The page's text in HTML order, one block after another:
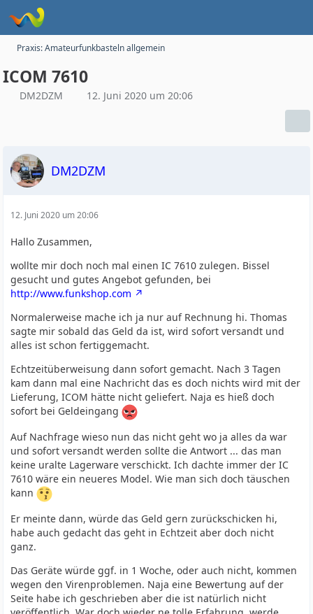
Praxis: Amateurfunkbasteln allgemein
ICOM 7610
DM2DZM 12. Juni 2020 um 20:06
DM2DZM
12. Juni 2020 um 20:06
Hallo Zusammen,
wollte mir doch noch mal einen IC 7610 zulegen. Bissel
gesucht und gutes Angebot gefunden, bei
http://www.funkshop.com
Normalerweise mache ich ja nur auf Rechnung hi. Thomas
sagte mir sobald das Geld da ist, wird sofort versandt und
alles ist schon fertiggemacht.
Echtzeitüberweisung dann sofort gemacht. Nach 3 Tagen
kam dann mal eine Nachricht das es doch nichts wird mit der
Lieferung, ICOM hätte nicht geliefert. Naja es hieß doch
sofort bei Geldeingang
Auf Nachfrage wieso nun das nicht geht wo ja alles da war
und sofort versandt werden sollte die Antwort ... das man
keine uralte Lagerware verschickt. Ich dachte immer der IC
7610 wäre ein neueres Model. Wie man sich doch täuschen
kann
Er meinte dann, würde das Geld gern zurückschicken hi,
habe auch gedacht das geht in Echtzeit aber doch nicht
ganz.
Das Geräte würde ggf. in 1 Woche, oder auch nicht, kommen
wegen den Virenproblemen. Naja eine Bewertung auf der
Seite habe ich geschrieben aber die ist natürlich nicht